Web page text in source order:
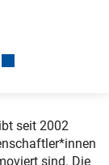
seit 2002
sind. Die